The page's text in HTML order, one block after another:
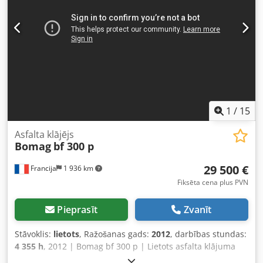
1 / 15
Francija 1 936 km
Asfalta klājējs
Bomag bf 300 p
29 500 €
Fiksēta cena plus PVN
Pieprasīt Zvanīt
Stāvoklis: lietots, Ražošanas gads: 2012, darbības stundas:
4 355 h, 2012 | Bomag bf 300 p | Lietots asfalta klājuma
ieklāšanas iekārta | 4355 darba stundas 📍 Atrašanās